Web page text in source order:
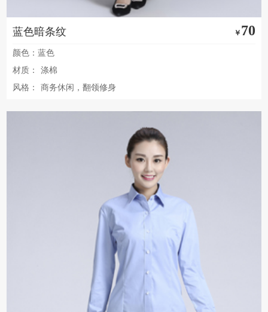
蓝色暗条纹 ￥ 70
颜色：蓝色
材质：
涤棉
风格：
商务休闲，翻领修身